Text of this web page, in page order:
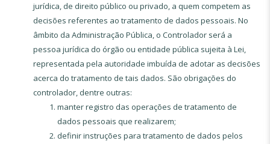
jurídica, de direito público ou privado, a quem competem as
decisões referentes ao tratamento de dados pessoais. No
âmbito da Administração Pública, o Controlador será a
pessoa jurídica do órgão ou entidade pública sujeita à Lei,
representada pela autoridade imbuída de adotar as decisões
acerca do tratamento de tais dados. São obrigações do
controlador, dentre outras:
manter registro das operações de tratamento de
dados pessoais que realizarem;
definir instruções para tratamento de dados pelos